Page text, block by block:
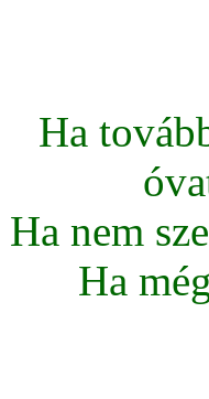
Ha
Ha nem
Ha